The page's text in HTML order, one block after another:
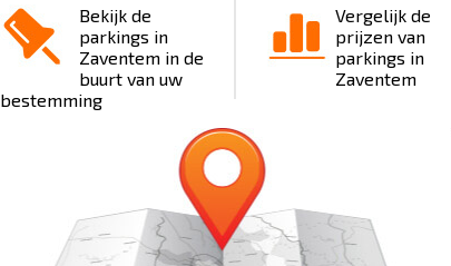
Bekijk de
parkings in
Zaventem in de
buurt van uw
bestemming
Vergelijk de
prijzen van
parkings in
Zaventem